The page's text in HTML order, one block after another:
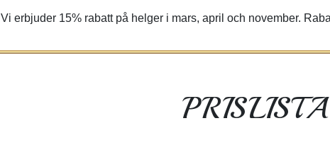
Vi erbjuder 15% rabatt på helger i mars, april och november.